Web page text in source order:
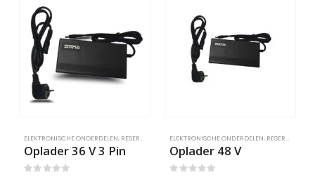
ELEKTRONISCHE ONDERDELEN, RESERVEONDERDELEN
Oplader 36 V 3 Pin
ELEKTRONISCHE ONDERDELEN, RESERVEONDERDELEN
Oplader 48 V